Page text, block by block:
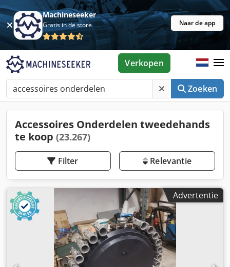
Machineseeker
Gratis in de store Naar de app
Zoeken
Verkopen
Accessoires Onderdelen tweedehands
te koop (23.267)
Filter Relevantie
Advertentie